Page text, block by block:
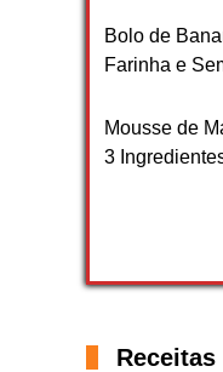
Bolo de
Farinha e
Mousse de
3